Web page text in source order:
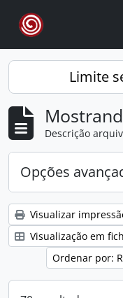
Skip to main content
Limite
Descrição
Opções
Visualizar
Visualização em
Ordenar por: